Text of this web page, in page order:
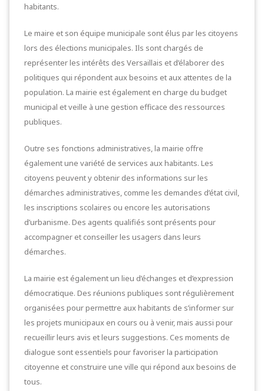
habitants.
Le maire et son équipe municipale sont élus par les citoyens
lors des élections municipales. Ils sont chargés de
représenter les intérêts des Versaillais et d’élaborer des
politiques qui répondent aux besoins et aux attentes de la
population. La mairie est également en charge du budget
municipal et veille à une gestion efficace des ressources
publiques.
Outre ses fonctions administratives, la mairie offre
également une variété de services aux habitants. Les
citoyens peuvent y obtenir des informations sur les
démarches administratives, comme les demandes d’état civil,
les inscriptions scolaires ou encore les autorisations
d’urbanisme. Des agents qualifiés sont présents pour
accompagner et conseiller les usagers dans leurs
démarches.
La mairie est également un lieu d’échanges et d’expression
démocratique. Des réunions publiques sont régulièrement
organisées pour permettre aux habitants de s’informer sur
les projets municipaux en cours ou à venir, mais aussi pour
recueillir leurs avis et leurs suggestions. Ces moments de
dialogue sont essentiels pour favoriser la participation
citoyenne et construire une ville qui répond aux besoins de
tous.